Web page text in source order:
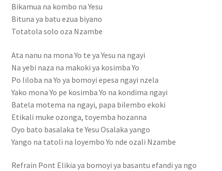
inscrieleve
inscription des etudiants
Inscription élève
Karmapa
Live vidéo
LYCÉE MAMAN MOTEMA MPIKO
Mon compte
Bikamua na kombo na Yesu
Bituna ya batu ezua biyano
Totatola solo oza Nzambe
Ata nanu na mona Yo te ya Yesu na ngayi
Na yebi naza na makoki ya kosimba Yo
Po liloba na Yo ya bomoyi epesa ngayi nzela
Yako mona Yo pe kosimba Yo na kondima ngayi
Batela motema na ngayi, papa bilembo ekoki
Etikali muke ozonga, toyemba hozanna
Oyo bato basalaka te Yesu Osalaka yango
Yango na tatoli na loyembo Yo nde ozali Nzambe
Refrain Pont Elikia ya bomoyi ya basantu efandi ya ngo